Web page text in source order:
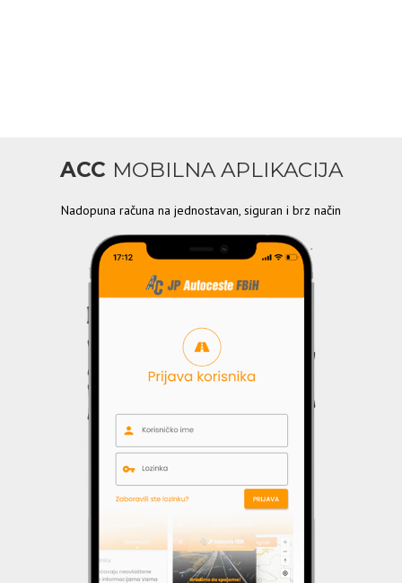
ACC MOBILNA APLIKACIJA
Nadopuna računa na jednostavan, siguran i brz način